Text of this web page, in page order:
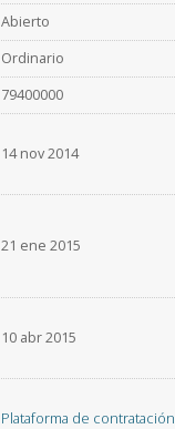
Abierto
Ordinario
79400000
14 nov 2014
21 ene 2015
10 abr 2015
Plataforma de contratación